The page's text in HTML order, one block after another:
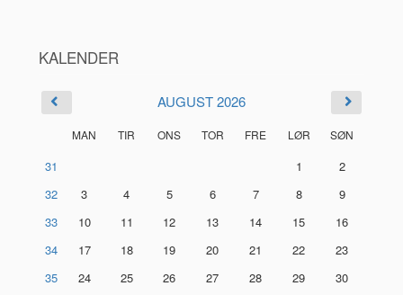
KALENDER
AUGUST 2026
MAN TIR ONS TOR FRE LØR SØN
31 1
2
32
3 4 5 6 7 8
9
33
10 11 12 13 14 15
16
34
17 18 19 20 21 22
23
35
24 25 26 27 28 29
30